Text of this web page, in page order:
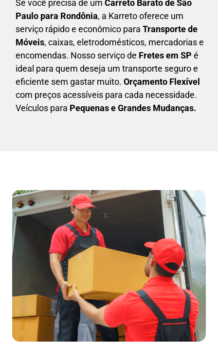
Se você precisa de um Carreto Baratode São
Paulo para Rondônia, a Karreto oferece um
serviço rápido e econômico para Transporte de
Móveis, caixas, eletrodomésticos, mercadorias e
encomendas. Nosso serviço de Fretes em SP é
ideal para quem deseja um transporte seguro e
eficiente sem gastar muito. Orçamento Flexível
com preços acessíveis para cada necessidade.
Veículos para Pequenas e Grandes Mudanças.